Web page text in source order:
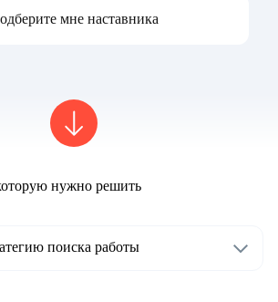
мне наставника
нужно решить
поиска работы